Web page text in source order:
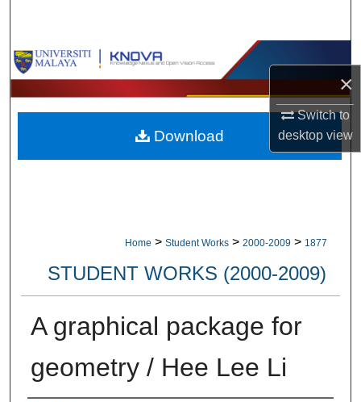
×
Switch to
desktopview
Browse Collections
My Account
About
Home > Student Works > 2000-2009 > 1877
STUDENT WORKS (2000-2009)
A graphical package for
geometry / Hee Lee Li
Download